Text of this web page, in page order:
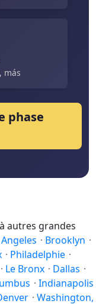
más
phase
autres grandes
· Brooklyn ·
· Philadelphie ·
· Le Bronx · Dallas ·
· Indianapolis
· Washington,